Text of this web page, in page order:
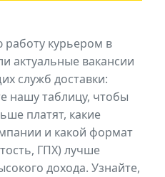
курьером в
актуальные вакансии
служб доставки:
нашу таблицу, чтобы
платят, какие
и какой формат
ГПХ) лучше
дохода. Узнайте,